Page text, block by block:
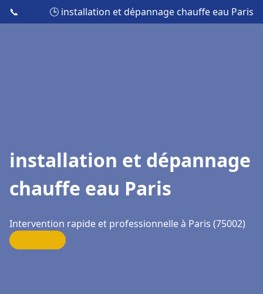
📞 🕒 installation et dépannage chauffe eau Paris
installation et dépannage
chauffe eau Paris
Intervention rapide et professionnelle à Paris (75002)